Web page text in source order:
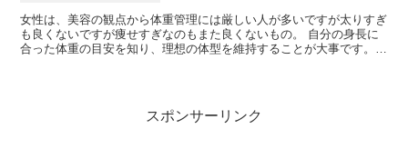
女性は、美容の観点から体重管理には厳しい人が多いですが太りすぎ
も良くないですが痩せすぎなのもまた良くないもの。 自分の身長に
合った体重の目安を知り、理想の体型を維持することが大事です。
スポンサーリンク